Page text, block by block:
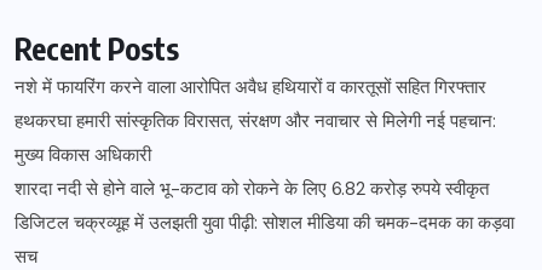
Recent Posts
नशे में फायरिंग करने वाला आरोपित अवैध हथियारों व कारतूसों सहित गिरफ्तार
हथकरघा हमारी सांस्कृतिक विरासत, संरक्षण और नवाचार से मिलेगी नई पहचान:
मुख्य विकास अधिकारी
शारदा नदी से होने वाले भू-कटाव को रोकने के लिए 6.82 करोड़ रुपये स्वीकृत
डिजिटल चक्रव्यूह में उलझती युवा पीढ़ी: सोशल मीडिया की चमक-दमक का कड़वा
सच